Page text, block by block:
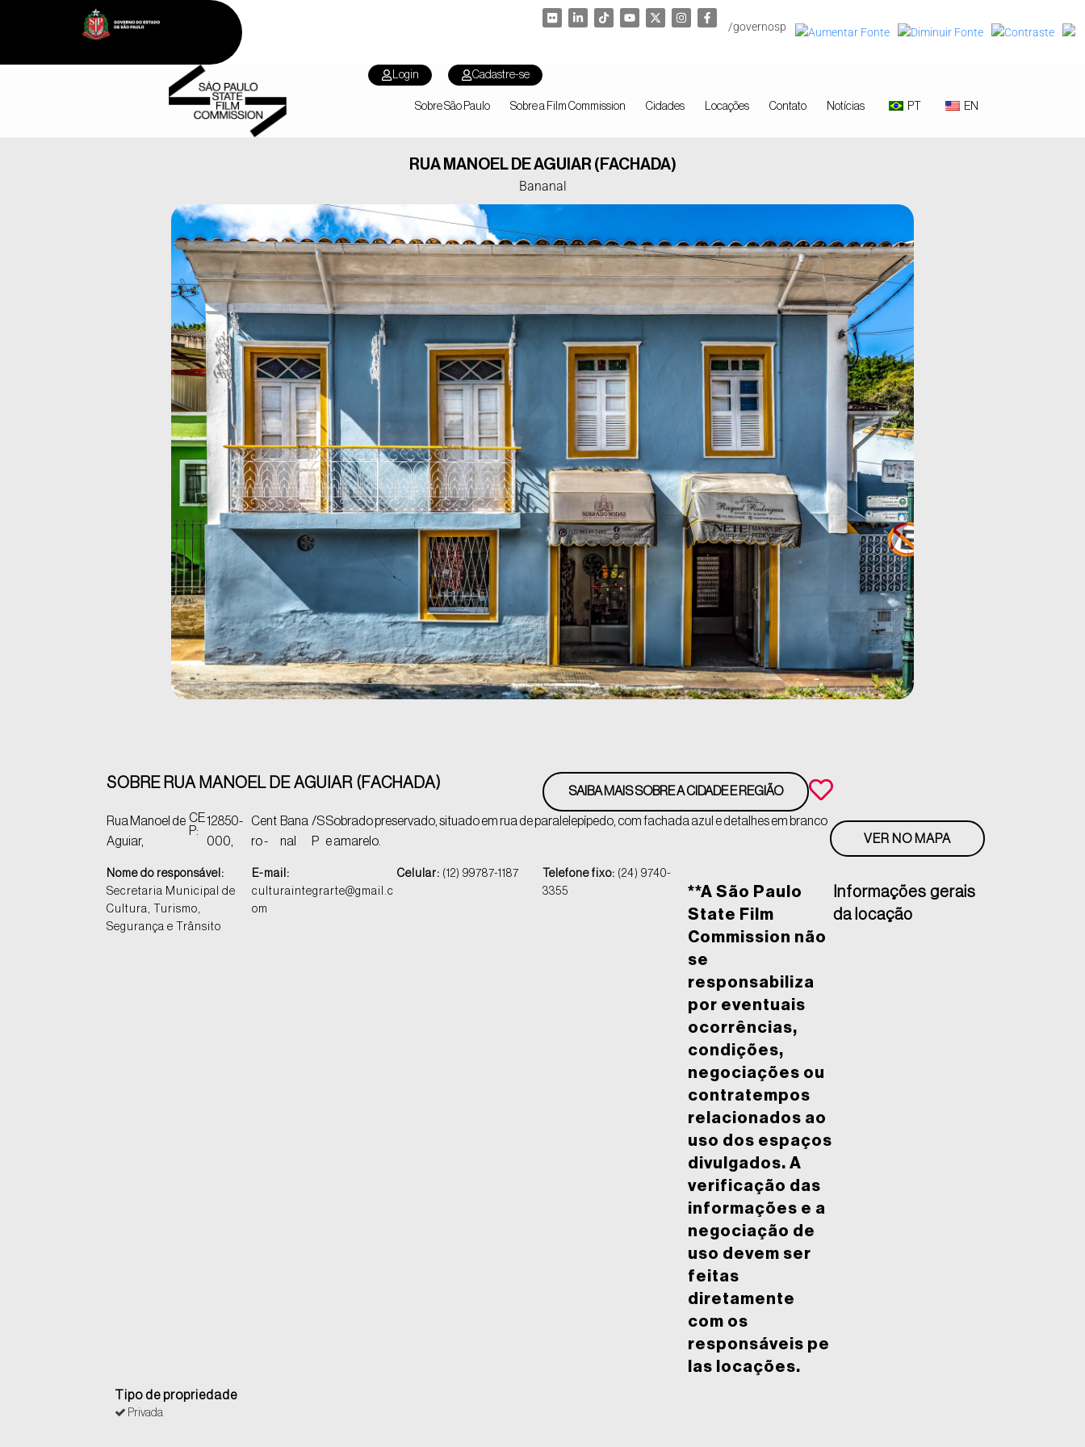
/governosp
Login Cadastre-se
Sobre São Paulo Sobre a Film Commission Cidades Locações Contato Notícias PT EN
RUA MANOEL DE AGUIAR (FACHADA)
Bananal
SOBRE RUA MANOEL DE AGUIAR (FACHADA) SAIBA MAIS SOBRE A CIDADE E REGIÃO
Rua Manoel de
Aguiar,
CE
P:
12850-
000,
Cent
ro -
Bana
nal
/S
P
Sobrado preservado, situado em rua de paralelepípedo, com fachada azul e detalhes em branco
e amarelo.
VER NO MAPA
Nome do responsável:
Secretaria Municipal de
Cultura, Turismo,
Segurança e Trânsito
E-mail:
culturaintegrarte@gmail.c
om
Celular: (12) 99787-1187 Telefone fixo: (24) 9740-
3355
**A São Paulo
State Film
Commission não
se
responsabiliza
por eventuais
ocorrências,
condições,
negociações ou
contratempos
relacionados ao
uso dos espaços
divulgados. A
verificação das
informações e a
negociação de
uso devem ser
feitas
diretamente
com os
responsáveis pe
las locações.
Informações gerais
da locação
Tipo de propriedade
Privada